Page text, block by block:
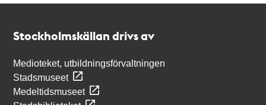
Stockholmskällan drivs av
Medioteket, utbildningsförvaltningen
Stadsmuseet
Medeltidsmuseet